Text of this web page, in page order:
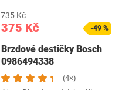
375 Kč
735 Kč
-49 %
Brzdové destičky Bosch
0986494338
(4×)